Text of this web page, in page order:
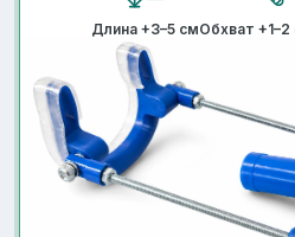
Длина +3–5 смОбхват +1–2